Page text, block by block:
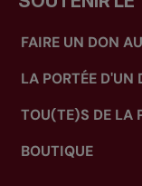
FAIRE UN DON
LA PORTÉE D'UN
TOU(TE)S DE LA
BOUTIQUE